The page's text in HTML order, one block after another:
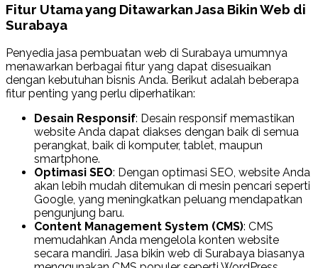
Fitur Utama yang Ditawarkan Jasa Bikin Web di
Surabaya
Penyedia jasa pembuatan web di Surabaya umumnya
menawarkan berbagai fitur yang dapat disesuaikan
dengan kebutuhan bisnis Anda. Berikut adalah beberapa
fitur penting yang perlu diperhatikan:
Desain Responsif: Desain responsif memastikan
website Anda dapat diakses dengan baik di semua
perangkat, baik di komputer, tablet, maupun
smartphone.
Optimasi SEO: Dengan optimasi SEO, website Anda
akan lebih mudah ditemukan di mesin pencari seperti
Google, yang meningkatkan peluang mendapatkan
pengunjung baru.
Content Management System (CMS): CMS
memudahkan Anda mengelola konten website
secara mandiri. Jasa bikin web di Surabaya biasanya